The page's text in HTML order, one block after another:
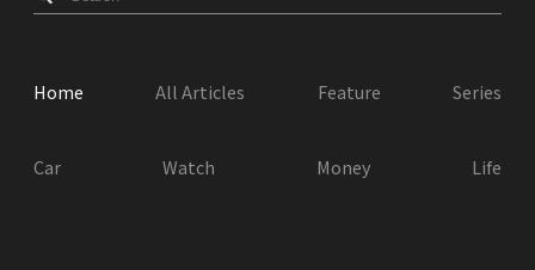
Home All Articles Feature Series
Car Watch Money Life